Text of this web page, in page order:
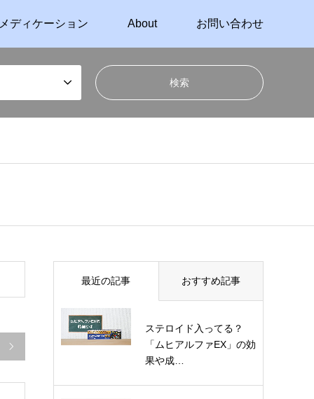
ディケーション About お問い合わせ

最近の記事 おすすめ記事
ステロイド入ってる？
「ムヒアルファEX」の効
果や成…